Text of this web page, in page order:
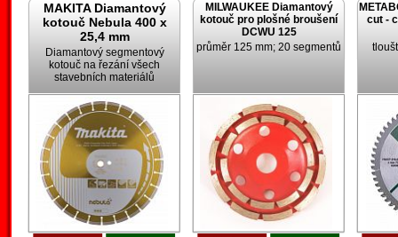
MAKITA Diamantový
kotouč Nebula 400 x
25,4 mm
Diamantový segmentový
kotouč na řezání všech
stavebních materiálů
MILWAUKEE Diamantový
kotouč pro plošné broušení
DCWU 125
průměr 125 mm; 20 segmentů
cut -